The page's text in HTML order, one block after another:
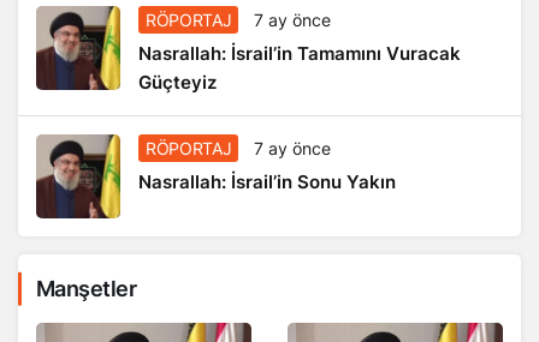
RÖPORTAJ 7 ay önce
Nasrallah: İsrail’in Tamamını Vuracak
Güçteyiz
RÖPORTAJ 7 ay önce
Nasrallah: İsrail’in Sonu Yakın
Manşetler